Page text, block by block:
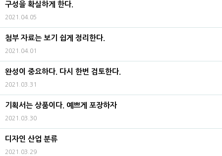
구성을 확실하게 한다.
2021.04.05
첨부 자료는 보기 쉽게 정리한다.
2021.04.01
완성이 중요하다. 다시 한번 검토한다.
2021.03.31
기획서는 상품이다. 예쁘게 포장하자
2021.03.30
디자인 산업 분류
2021.03.29